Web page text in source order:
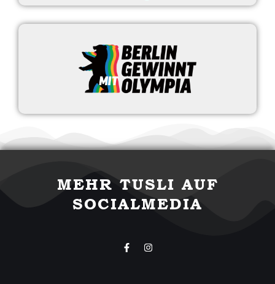
MEHR TUSLI AUF
SOCIALMEDIA
F
a
I
n